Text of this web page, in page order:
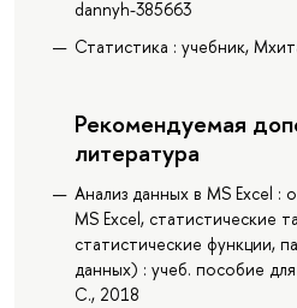
dannyh-385663
Статистика : учебник,
Рекомендуемая
литература
Анализ данных в MS Excel :
MS Excel, статистические
статистические функции,
данных) : учеб. пособие
С., 2018